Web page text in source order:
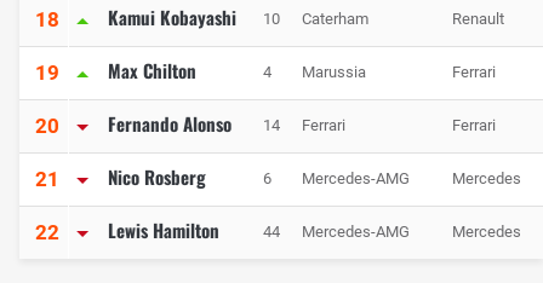
18 Kamui Kobayashi 10 Caterham Renault
19 Max Chilton 4 Marussia Ferrari
20 Fernando Alonso 14 Ferrari Ferrari
21 Nico Rosberg 6 Mercedes-AMG Mercedes
22 Lewis Hamilton 44 Mercedes-AMG Mercedes